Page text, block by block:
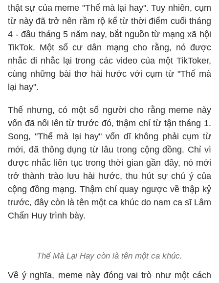
thật sự của meme "Thế mà lại hay". Tuy nhiên, cụm
từ này đã trở nên rầm rộ kể từ thời điểm cuối tháng
4 - đầu tháng 5 năm nay, bắt nguồn từ mạng xã hội
TikTok. Một số cư dân mạng cho rằng, nó được
nhắc đi nhắc lại trong các video của một TikToker,
cùng những bài thơ hài hước với cụm từ "Thế mà
lại hay".
​Thế nhưng, có một số người cho rằng meme này
vốn đã nổi lên từ trước đó, thậm chí từ tận tháng 1.
Song, "Thế mà lại hay" vốn dĩ không phải cụm từ
mới, đã thông dụng từ lâu trong cộng đồng. Chỉ vì
được nhắc liên tục trong thời gian gần đây, nó mới
trở thành trào lưu hài hước, thu hút sự chú ý của
cộng đồng mạng. Thậm chí quay ngược về thập kỷ
trước, đây còn là tên một ca khúc do nam ca sĩ Lâm
Chấn Huy trình bày.
Thế Mà Lại Hay còn là tên một ca khúc.
​Về ý nghĩa, meme này đóng vai trò như một cách